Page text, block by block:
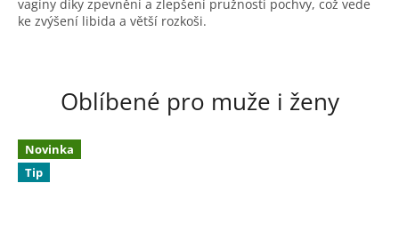
vagíny díky zpevnění a zlepšení pružnosti pochvy, což vede
ke zvýšení libida a větší rozkoši.
Oblíbené pro muže i ženy
Novinka
Tip